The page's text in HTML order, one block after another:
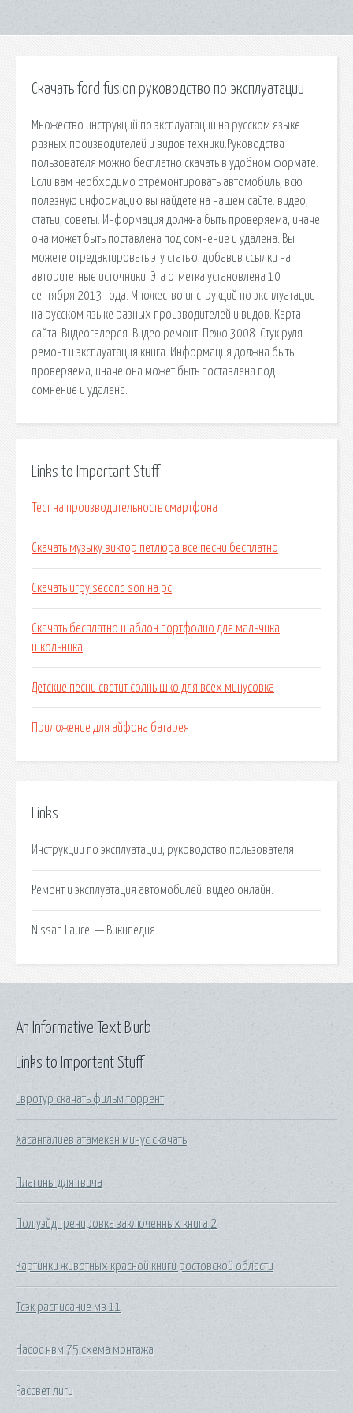
Скачать ford fusion руководство по эксплуатации
Множество инструкций по эксплуатации на русском языке
разных производителей и видов техники.Руководства
пользователя можно бесплатно скачать в удобном формате.
Если вам необходимо отремонтировать автомобиль, всю
полезную информацию вы найдете на нашем сайте: видео,
статьи, советы. Информация должна быть проверяема, иначе
она может быть поставлена под сомнение и удалена. Вы
можете отредактировать эту статью, добавив ссылки на
авторитетные источники. Эта отметка установлена 10
сентября 2013 года. Множество инструкций по эксплуатации
на русском языке разных производителей и видов. Карта
сайта. Видеогалерея. Видео ремонт: Пежо 3008. Стук руля.
ремонт и эксплуатация книга. Информация должна быть
проверяема, иначе она может быть поставлена под
сомнение и удалена.
Links to Important Stuff
Тест на производительность смартфона
Скачать музыку виктор петлюра все песни бесплатно
Скачать игру second son на pc
Скачать бесплатно шаблон портфолио для мальчика
школьника
Детские песни светит солнышко для всех минусовка
Приложение для айфона батарея
Links
Инструкции по эксплуатации, руководство пользователя.
Ремонт и эксплуатация автомобилей: видео онлайн.
Nissan Laurel — Википедия.
Links to Important Stuff
Евротур скачать фильм торрент
Хасангалиев атамекен минус скачать
Плагины для твича
Пол уэйд тренировка заключенных книга 2
Картинки животных красной книги ростовской области
Тсэк расписание мв 11
Насос нвм 75 схема монтажа
Рассвет лиги
An Informative Text Blurb